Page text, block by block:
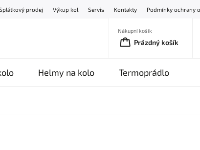
prodej Výkup kol Servis Kontakty Podmínky ochrany
Nákupní košík
Prázdný košík
Helmy na kolo Termoprádlo